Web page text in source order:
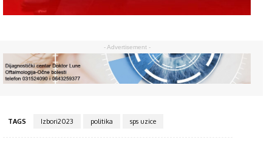
- Advertisement -
TAGS Izbori2023 politika sps uzice